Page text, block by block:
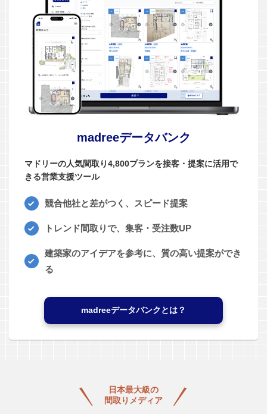
madreeデータバンク
マドリーの人気間取り4,800プランを接客・提案に活用で
きる営業支援ツール
競合他社と差がつく、スピード提案
トレンド間取りで、集客・受注数UP
建築家のアイデアを参考に、質の高い提案ができ
る
madreeデータバンクとは？
日本最大級の
間取りメディア